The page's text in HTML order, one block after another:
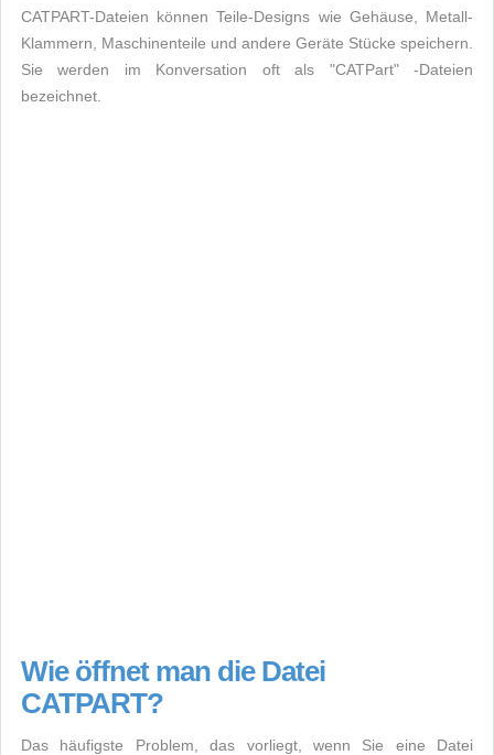
CATPART-Dateien können Teile-Designs wie Gehäuse, Metall-
Klammern, Maschinenteile und andere Geräte Stücke speichern.
Sie werden im Konversation oft als "CATPart" -Dateien
bezeichnet.
Wie öffnet man die Datei
CATPART?
Das häufigste Problem, das vorliegt, wenn Sie eine Datei